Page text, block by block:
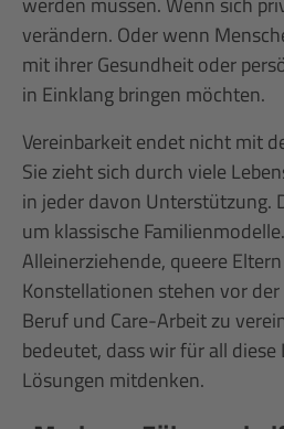
verändern. Oder wenn
mit ihrer Gesundheit oder
in Einklang bringen möchten.
Vereinbarkeit endet nicht mit
Sie zieht sich durch viele
in jeder davon Unterstützung.
um klassische
Alleinerziehende, queere
Konstellationen stehen vor
Beruf und Care-Arbeit zu
bedeutet, dass wir für all
Lösungen mitdenken.